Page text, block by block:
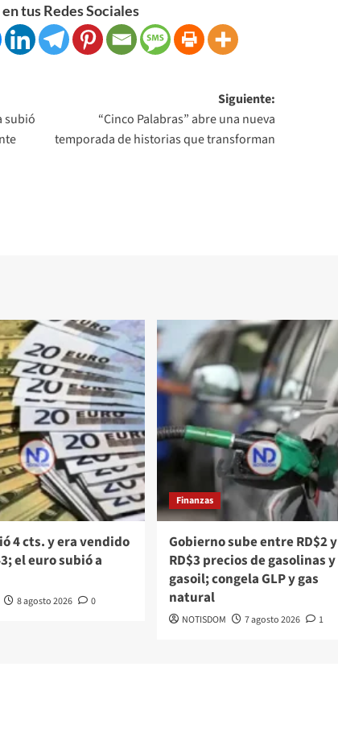
tus Redes Sociales
subió
Siguiente:
“Cinco Palabras” abre una nueva
temporada de historias que transforman
4 cts. y era vendido
el euro subió a
8 agosto 2026 0
Finanzas
Gobierno sube entre RD$2 y
RD$3 precios de gasolinas y
gasoil; congela GLP y gas
natural
NOTISDOM 7 agosto 2026 1